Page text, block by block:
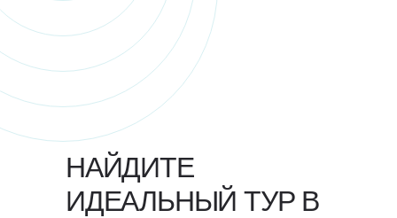
НАЙДИТЕ
ИДЕАЛЬНЫЙ ТУР В